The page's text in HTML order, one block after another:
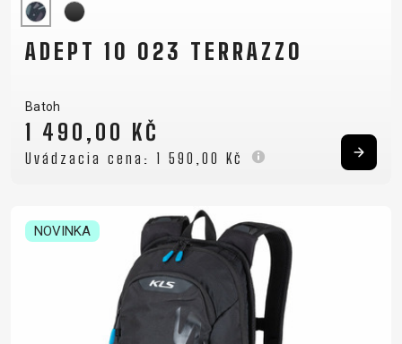
ADEPT 10 023 TERRAZZO
Batoh
1 490,00 KČ
Uvádzacia cena: 1 590,00 Kč
NOVINKA